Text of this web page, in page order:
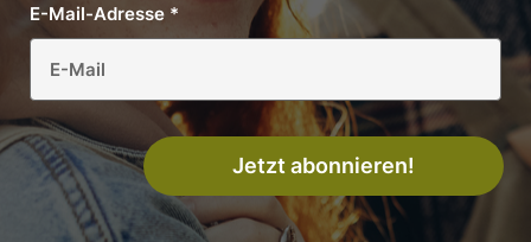
E-Mail-Adresse *
Jetzt abonnieren!